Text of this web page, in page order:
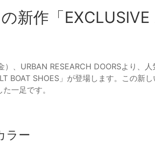
新作「EXCLUSIVE
、URBAN RESEARCH DOORSより、
BOAT SHOES」が登場します。この新
一足です。
ラー